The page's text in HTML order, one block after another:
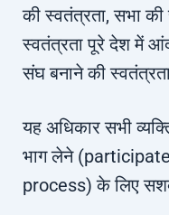
की स्वतंत्रता, सभा की
स्वतंत्रता पूरे देश में
संघ बनाने की
यह अधिकार सभी
भाग लेने
process) के लिए